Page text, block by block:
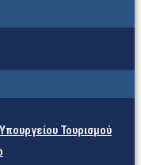
Τουρισμού